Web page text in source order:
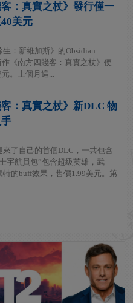
客：真實之杖》發行僅一
美元
：新維加斯》的Obsidian
《南方四賤客：真實之杖》便
。上個月這...
客：真實之杖》新DLC 物
了自己的首個DLC，一共包含
宇航員包”包含超級英雄，武
的buff效果，售價1.99美元。第